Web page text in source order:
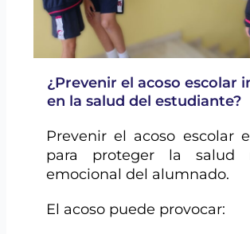
¿Prevenir el acoso escolar
en la salud del estudiante?
Prevenir el acoso escolar
para proteger la salud
emocional del alumnado.
El acoso puede provocar: